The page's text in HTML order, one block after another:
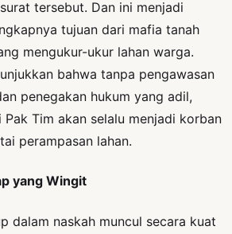
tersebut. Dan ini menjadi
tujuan dari mafia tanah
mengukur-ukur lahan warga.
bahwa tanpa pengawasan
penegakan hukum yang adil,
Tim akan selalu menjadi korban
perampasan lahan.
yang Wingit
dalam naskah muncul secara kuat